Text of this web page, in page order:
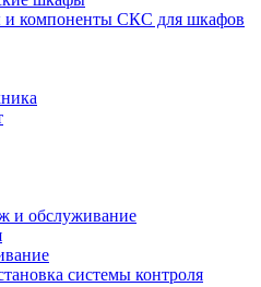
и компоненты СКС для шкафов
и обслуживание
системы контроля